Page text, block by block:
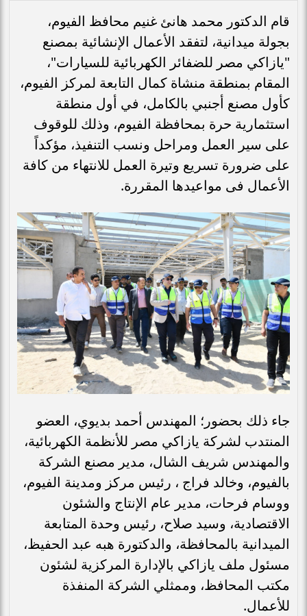
قام الدكتور محمد هانئ غنيم محافظ الفيوم،
بجولة ميدانية، لتفقد الأعمال الإنشائية بمصنع
"يازاكي مصر للضفائر الكهربائية للسيارات"،
المقام بمنطقة منشاة كمال التابعة لمركز الفيوم،
كأول مصنع أجنبي بالكامل، في أول منطقة
استثمارية حرة بمحافظة الفيوم، وذلك للوقوف
على سير العمل ومراحل ونسب التنفيذ، مؤكداً
على ضرورة تسريع وتيرة العمل للانتهاء من كافة
الأعمال فى مواعيدها المقررة.
جاء ذلك بحضور؛ المهندس أحمد بديوي، العضو
المنتدب لشركة يازاكي مصر للأنظمة الكهربائية،
والمهندس شريف الشال، مدير مصنع الشركة
بالفيوم، وخالد فراج ، رئيس مركز ومدينة الفيوم،
ووسام فرحات، مدير عام الإنتاج والشئون
الاقتصادية، وسيد صلاح، رئيس وحدة المتابعة
الميدانية بالمحافظة، والدكتورة هبه عبد الحفيظ،
مسئول ملف يازاكي بالإدارة المركزية لشئون
مكتب المحافظ، وممثلي الشركة المنفذة
للأعمال.